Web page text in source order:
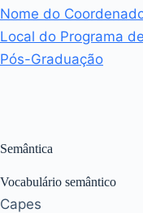
Nome do
Local do Programa de
Pós-Graduação
Semântica
Vocabulário semântico
Capes